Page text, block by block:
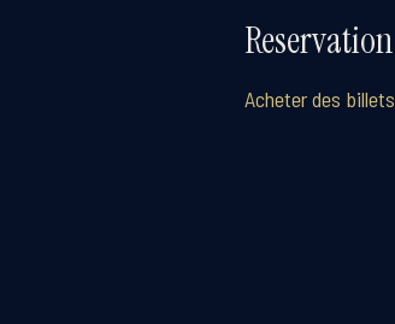
Reservation
Acheter des billets